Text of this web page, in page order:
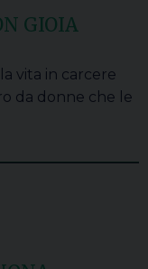
GIOIA
vita in carcere
da donne che le